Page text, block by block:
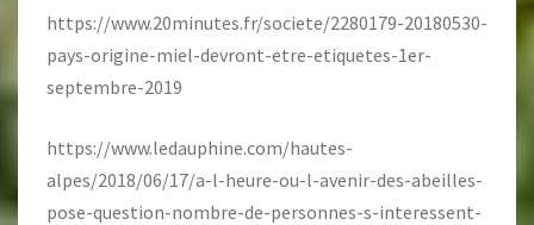
https://www.20minutes.fr/societe/2280179-20180530-
pays-origine-miel-devront-etre-etiquetes-1er-
septembre-2019
https://www.ledauphine.com/hautes-
alpes/2018/06/17/a-l-heure-ou-l-avenir-des-abeilles-
pose-question-nombre-de-personnes-s-interessent-